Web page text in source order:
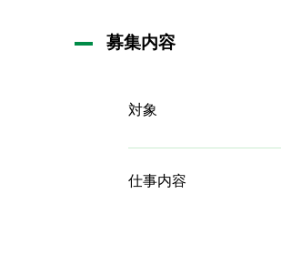
募集内容
対象
仕事内容